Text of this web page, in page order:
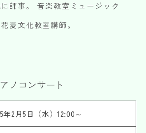
師事。 音楽教室ミュージック
菱文化教室講師。
ノコンサート
年2月5日（水）12:00～